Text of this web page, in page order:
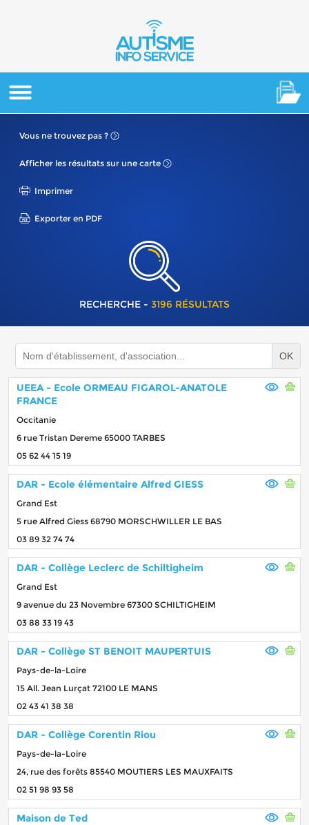
Vous ne trouvez pas ?
Afficher les résultats sur une carte
Imprimer
Exporter en PDF
RECHERCHE - 3196 RÉSULTATS
OK
UEEA - Ecole ORMEAU FIGAROL-ANATOLE
FRANCE
Occitanie
6 rue Tristan Dereme 65000 TARBES
05 62 44 15 19
DAR - Ecole élémentaire Alfred GIESS
Grand Est
5 rue Alfred Giess 68790 MORSCHWILLER LE BAS
03 89 32 74 74
DAR - Collège Leclerc de Schiltigheim
Grand Est
9 avenue du 23 Novembre 67300 SCHILTIGHEIM
03 88 33 19 43
DAR - Collège ST BENOIT MAUPERTUIS
Pays-de-la-Loire
15 All. Jean Lurçat 72100 LE MANS
02 43 41 38 38
DAR - Collège Corentin Riou
Pays-de-la-Loire
24, rue des forêts 85540 MOUTIERS LES MAUXFAITS
02 51 98 93 58
Maison de Ted